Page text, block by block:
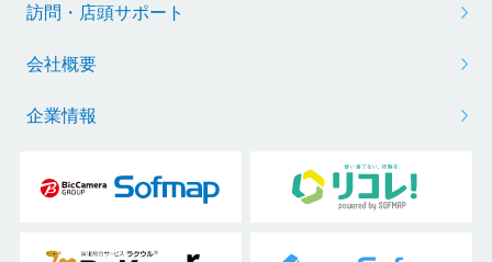
訪問・店頭サポート
会社概要
企業情報